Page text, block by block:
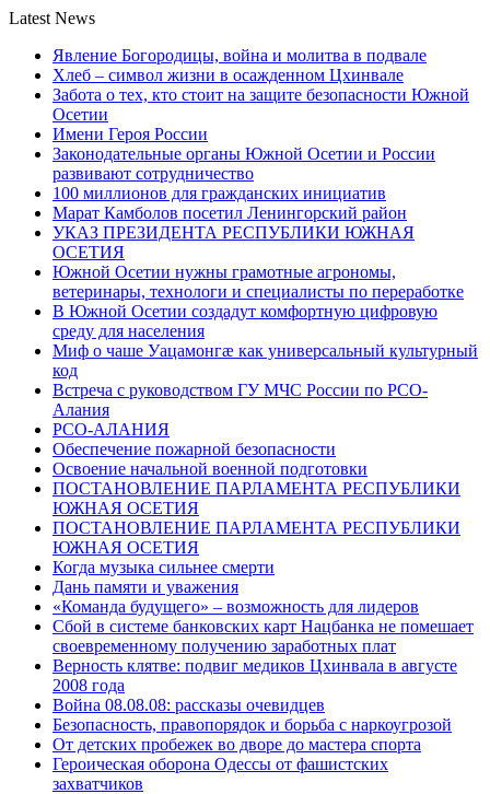
Latest News
Явление Богородицы, война и молитва в подвале
Хлеб – символ жизни в осажденном Цхинвале
Забота о тех, кто стоит на защите безопасности Южной
Осетии
Имени Героя России
Законодательные органы Южной Осетии и России
развивают сотрудничество
100 миллионов для гражданских инициатив
Марат Камболов посетил Ленингорский район
УКАЗ ПРЕЗИДЕНТА РЕСПУБЛИКИ ЮЖНАЯ
ОСЕТИЯ
Южной Осетии нужны грамотные агрономы,
ветеринары, технологи и специалисты по переработке
В Южной Осетии создадут комфортную цифровую
среду для населения
Миф о чаше Уацамонгæ как универсальный культурный
код
Встреча с руководством ГУ МЧС России по РСО-
Алания
РСО-АЛАНИЯ
Обеспечение пожарной безопасности
Освоение начальной военной подготовки
ПОСТАНОВЛЕНИЕ ПАРЛАМЕНТА РЕСПУБЛИКИ
ЮЖНАЯ ОСЕТИЯ
ПОСТАНОВЛЕНИЕ ПАРЛАМЕНТА РЕСПУБЛИКИ
ЮЖНАЯ ОСЕТИЯ
Когда музыка сильнее смерти
Дань памяти и уважения
«Команда будущего» – возможность для лидеров
Сбой в системе банковских карт Нацбанка не помешает
своевременному получению заработных плат
Верность клятве: подвиг медиков Цхинвала в августе
2008 года
Война 08.08.08: рассказы очевидцев
Безопасность, правопорядок и борьба с наркоугрозой
От детских пробежек во дворе до мастера спорта
Героическая оборона Одессы от фашистских
захватчиков